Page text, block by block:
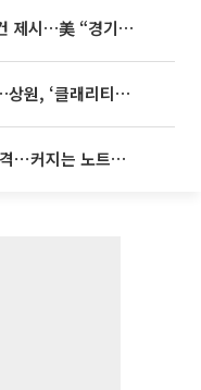
이란, 미국에 호르무즈 합의 조건 제시…美 “경기 아직 안 끝나” [종합]
미국, 가상자산 포괄 규제 속도…상원, ‘클래리티법’ 9월 절차투표 추진
맥북 품은 삼성에 ‘중국산’ 맹추격⋯커지는 노트북 OLED 시장